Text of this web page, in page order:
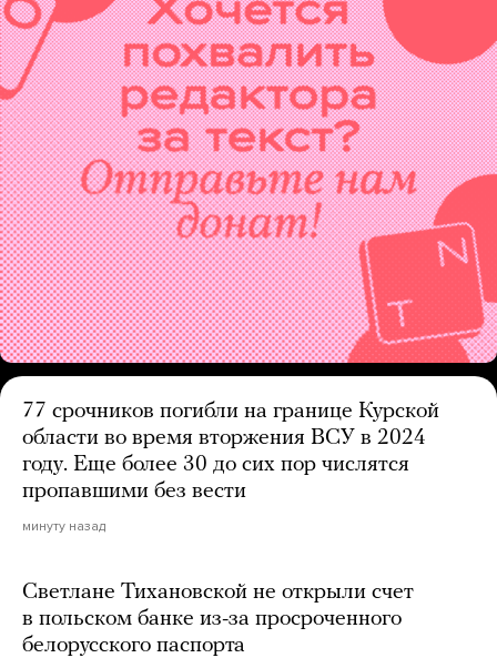
77 срочников погибли на границе Курской
области во время вторжения ВСУ в 2024
году. Еще более 30 до сих пор числятся
пропавшими без вести
минуту назад
Светлане Тихановской не открыли счет
в польском банке из-за просроченного
белорусского паспорта